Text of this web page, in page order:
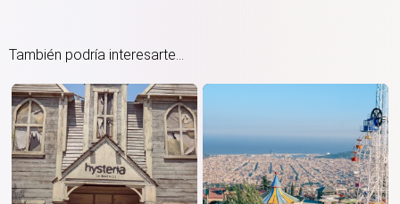
También podría interesarte...